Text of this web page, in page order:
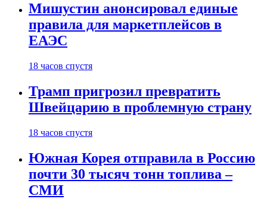
Мишустин анонсировал единые
правила для маркетплейсов в
ЕАЭС
18 часов спустя
Трамп пригрозил превратить
Швейцарию в проблемную страну
18 часов спустя
Южная Корея отправила в Россию
почти 30 тысяч тонн топлива –
СМИ